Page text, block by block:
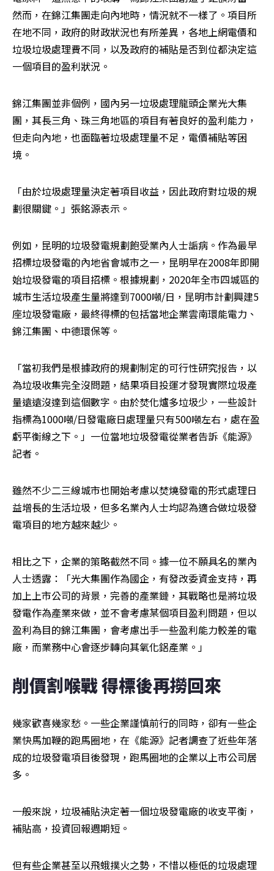
然而，在錦江集團走向內地時，情況就不一樣了。項目所
在地不同，政府的財政狀況也有所差異，各地上網電價和
垃圾垃圾處理費不同，以及政府的補貼是否到位都決定這
一個項目的盈利狀況。
錦江集團並非個例，國內另一垃圾處理龍頭企業光大集
團，其長三角、珠三角地區的項目有著良好的盈利能力，
但走向內地，也面臨著垃圾處理量不足，電價補貼等困
境。
「由於垃圾處理量決定著項目收益，因此政府對垃圾的規
劃很關鍵。」張銘源表示。
例如，昆明的垃圾發電規劃飽受業內人士詬病。作為最早
招標垃圾發電的內地省會城市之一，昆明早在2008年即開
始垃圾發電的項目招標。根據規劃，2020年全市四城區的
城市生活垃圾產生量將達到7000噸/日，昆明市計劃興建5
座垃圾發電廠，最終得標的包括當地企業雲南環能電力、
錦江集團、中德環保等。
「當初我們是根據政府的規劃制定的可行性研究报告，以
為垃圾收集完全沒問題，結果項目投運才發現實際垃圾產
量遠遠沒達到這個數字。由於焚化爐多垃圾少，一些設計
指標為1000噸/日發電廠日處理量只有500噸左右，處在盈
虧平衡線之下。」一位當地垃圾發電從業者告訴《能源》
記者。
雖然不少二三線城市也開始考慮以焚燒發電的形式處理日
益增長的生活垃圾，但多名業內人士均認為適合做垃圾發
電項目的地方越來越少。
相比之下，企業的策略截然不同。據一位不願具名的業內
人士透露：「光大集團作為國企，有發改委資金支持，再
加上上市公司的背景，完善的產業鏈，其戰略也是將垃圾
發電作為產業來做，並不會考慮某個項目盈利問題，但以
盈利為目的錦江集團，會考慮出手一些盈利能力較差的電
廠，而業務中心會逐步轉向其氧化鋁產業。」
削價割喉戰 得標後再撈回來
幾家歡喜幾家愁。一些企業謹慎前行的同時，卻有一些企
業快馬加鞭的跑馬圈地，在《能源》記者調查了近些年落
成的垃圾發電項目後發現，跑馬圈地的企業以上市公司居
多。
一般來說，垃圾補貼決定著一個垃圾發電廠的收支平衡，
補貼高，投資回報週期短。
但有些企業甚至以飛蛾撲火之勢，不惜以極低的垃圾處理